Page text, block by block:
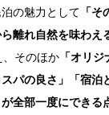
の魅力として 「
離れ自然を味わえ
そのほか 「オリ
パの良さ」「宿泊
全部一度にできる